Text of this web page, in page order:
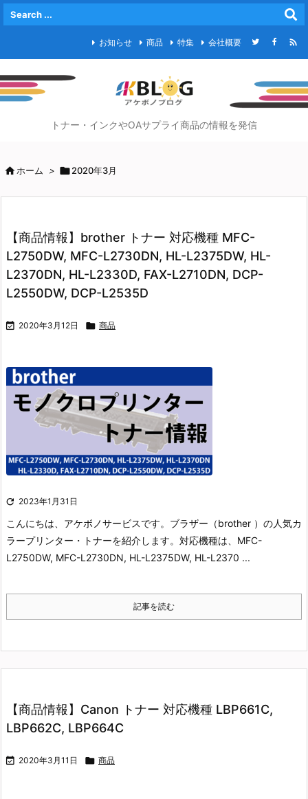
お知らせ 商品 特集 会社概要 
トナー・インクやOAサプライ商品の情報を発信
ホーム > 2020年3月
【商品情報】brother トナー 対応機種 MFC-
L2750DW, MFC-L2730DN, HL-L2375DW, HL-
L2370DN, HL-L2330D, FAX-L2710DN, DCP-
L2550DW, DCP-L2535D
 2020年3月12日  商品
 2023年1月31日
こんにちは、アケボノサービスです。 ブラザー（brother ）の人気カ
ラープリンター・トナーを紹介します。 対応機種は、MFC-
L2750DW, MFC-L2730DN, HL-L2375DW, HL-L2370 ...
記事を読む
【商品情報】Canon トナー 対応機種 LBP661C,
LBP662C, LBP664C
 2020年3月11日  商品